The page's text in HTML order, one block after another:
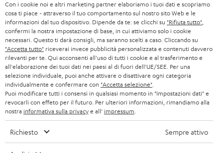
t
t
e
r
CUFFIE
CUFFIE BLUETOOTH
SET STEREO
ALTOPARLANTE
ULTIMA
CUFFIE IN-EAR
B2B
BLOG
NEWSLETTER
NEGOZI
VANTAGGI TEUFEL
LA NOSTRA STORIA
MANAGEMENT
SVIZZERA
PAESI BASSI
BELGIO
FRANCIA
Con i cookie noi e altri marketing partner elaboriamo i tuoi dati e scopriamo
cosa ti piace - attraverso il tuo comportamento sul nostro sito Web e le
informazioni dal tuo dispositivo. Dipende da te: se clicchi su "Rifiuta tutto"
confermi la nostra impostazione di base, in cui attiviamo solo i cookie
necessari. Questo ti darà consigli, ma saranno scelti a caso. Cliccando su
"Accetta tutto" riceverai invece pubblicità personalizzata e contenuti davvero
rilevanti per te. Qui acconsenti all'uso di tutti i cookie e al trasferimento e
all'elaborazione dei tuoi dati nei paesi al di fuori dell’UE/SEE. Per una
selezione individuale, puoi anche attivare o disattivare ogni categoria
individualmente e confermare con "Accetta selezione"
Puoi modificare tutti i consensi in qualsiasi momento in "Impostazioni dati" e
revocarli con effeto per il futuro. Per ulteriori informazioni, rimandiamo alla
nostra informativa sulla privacye all' impressum
Richiesto Sempre attivo